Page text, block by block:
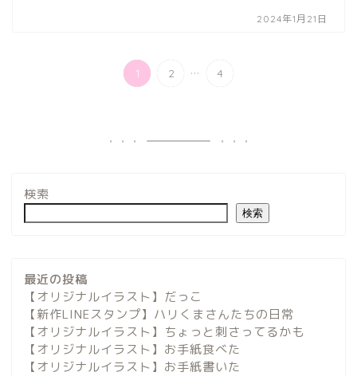
2024年1月21日
1 2 ... 4
検索
検索
最近の投稿
【オリジナルイラスト】だっこ
【新作LINEスタンプ】ハリくまさんたちの日常
【オリジナルイラスト】ちょっと刺さってるかも
【オリジナルイラスト】お手紙食べた
【オリジナルイラスト】お手紙書いた